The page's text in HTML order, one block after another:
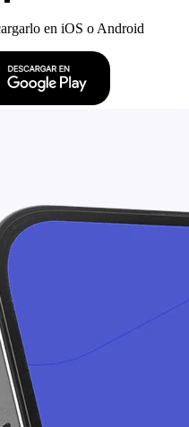
en iOS o Android